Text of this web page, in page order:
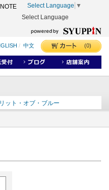
Select Language ▼
Select Language
/ 中文 (0)
ット・オブ・ブルー
モンブラン